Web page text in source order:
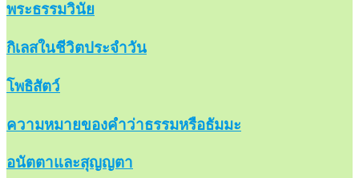
พระธรรมวินัย
กิเลสในชีวิตประจำวัน
โพธิสัตว์
ความหมายของคำว่าธรรมหรือธัมมะ
อนัตตาและสุญญตา